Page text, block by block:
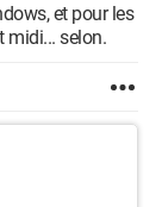
et pour les
midi... selon.